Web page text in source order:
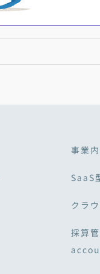
事業
SaaS
クラ
採算